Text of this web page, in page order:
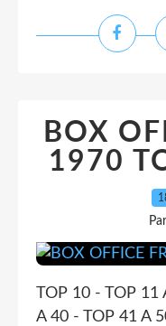
BOX
1970
TOP 10 - TOP 11
A 40 - TOP 41 A